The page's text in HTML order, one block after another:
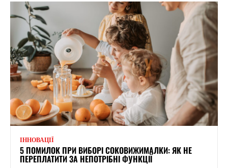
ІННОВАЦІЇ
5 ПОМИЛОК ПРИ ВИБОРІ СОКОВИЖИМАЛКИ: ЯК НЕ
ПЕРЕПЛАТИТИ ЗА НЕПОТРІБНІ ФУНКЦІЇ